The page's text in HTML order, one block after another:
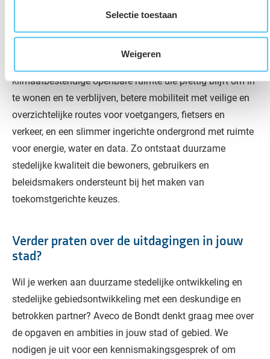
Selectie toestaan
Weigeren
Onze integrale aanpak draagt bij aan leefbare en gezonde
wijken met meer ruimte voor groen, water en ontmoeting,
klimaatbestendige openbare ruimte die prettig blijft om in
te wonen en te verblijven, betere mobiliteit met veilige en
overzichtelijke routes voor voetgangers, fietsers en
verkeer, en een slimmer ingerichte ondergrond met ruimte
voor energie, water en data. Zo ontstaat duurzame
stedelijke kwaliteit die bewoners, gebruikers en
beleidsmakers ondersteunt bij het maken van
toekomstgerichte keuzes.
Verder praten over de uitdagingen in jouw
stad?
Wil je werken aan duurzame stedelijke ontwikkeling en
stedelijke gebiedsontwikkeling met een deskundige en
betrokken partner? Aveco de Bondt denkt graag mee over
de opgaven en ambities in jouw stad of gebied. We
nodigen je uit voor een kennismakingsgesprek of om